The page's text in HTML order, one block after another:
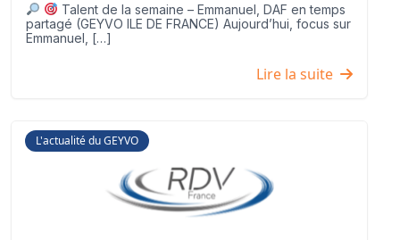
Talent de la semaine – Emmanuel, DAF en temps
partagé (GEYVO ILE DE FRANCE) Aujourd’hui, focus sur
Emmanuel, […]
Lire la suite
L'actualité du GEYVO